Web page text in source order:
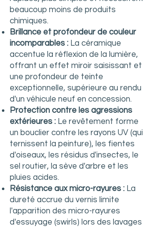
beaucoup moins de produits
chimiques.
Brillance et profondeur de couleur
incomparables : La céramique
accentue la réflexion de la lumière,
offrant un effet miroir saisissant et
une profondeur de teinte
exceptionnelle, supérieure au rendu
d'un véhicule neuf en concession.
Protection contre les agressions
extérieures : Le revêtement forme
un bouclier contre les rayons UV (qui
ternissent la peinture), les fientes
d'oiseaux, les résidus d'insectes, le
sel routier, la sève d'arbre et les
pluies acides.
Résistance aux micro-rayures : La
dureté accrue du vernis limite
l'apparition des micro-rayures
d'essuyage (swirls) lors des lavages